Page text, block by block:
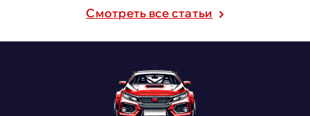
Cмотреть все статьи